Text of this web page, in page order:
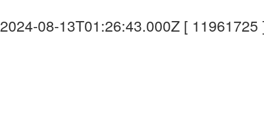
2024-08-13T01:26:43.000Z [ 11961725